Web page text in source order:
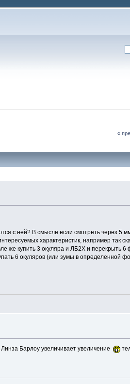
«
с ней? В смысле если смотреть через 5
характеристик, например так
же купить 3 окуляра и ЛБ2Х и перекрыть
6 окуляров (или зумы в определенной
Барлоу увеличивает увеличение